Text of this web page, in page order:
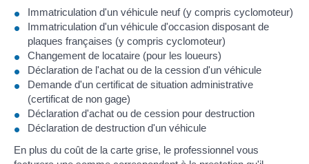
Immatriculation d'un véhicule neuf (y compris cyclomoteur)
Immatriculation d'un véhicule d'occasion disposant de
plaques françaises (y compris cyclomoteur)
Changement de locataire (pour les loueurs)
Déclaration de l'achat ou de la cession d'un véhicule
Demande d'un certificat de situation administrative
(certificat de non gage)
Déclaration d'achat ou de cession pour destruction
Déclaration de destruction d'un véhicule
En plus du coût de la carte grise, le professionnel vous